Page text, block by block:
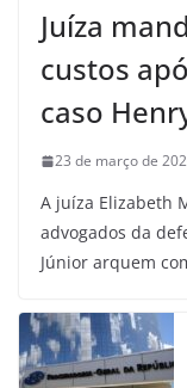
Juíza
custos
caso
23 de março de
A juíza Elizabeth
advogados da
Júnior arquem